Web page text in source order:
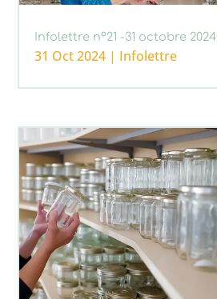
Infolettre n°21 -31 octobre 2024
31 Oct 2024 | Infolettre